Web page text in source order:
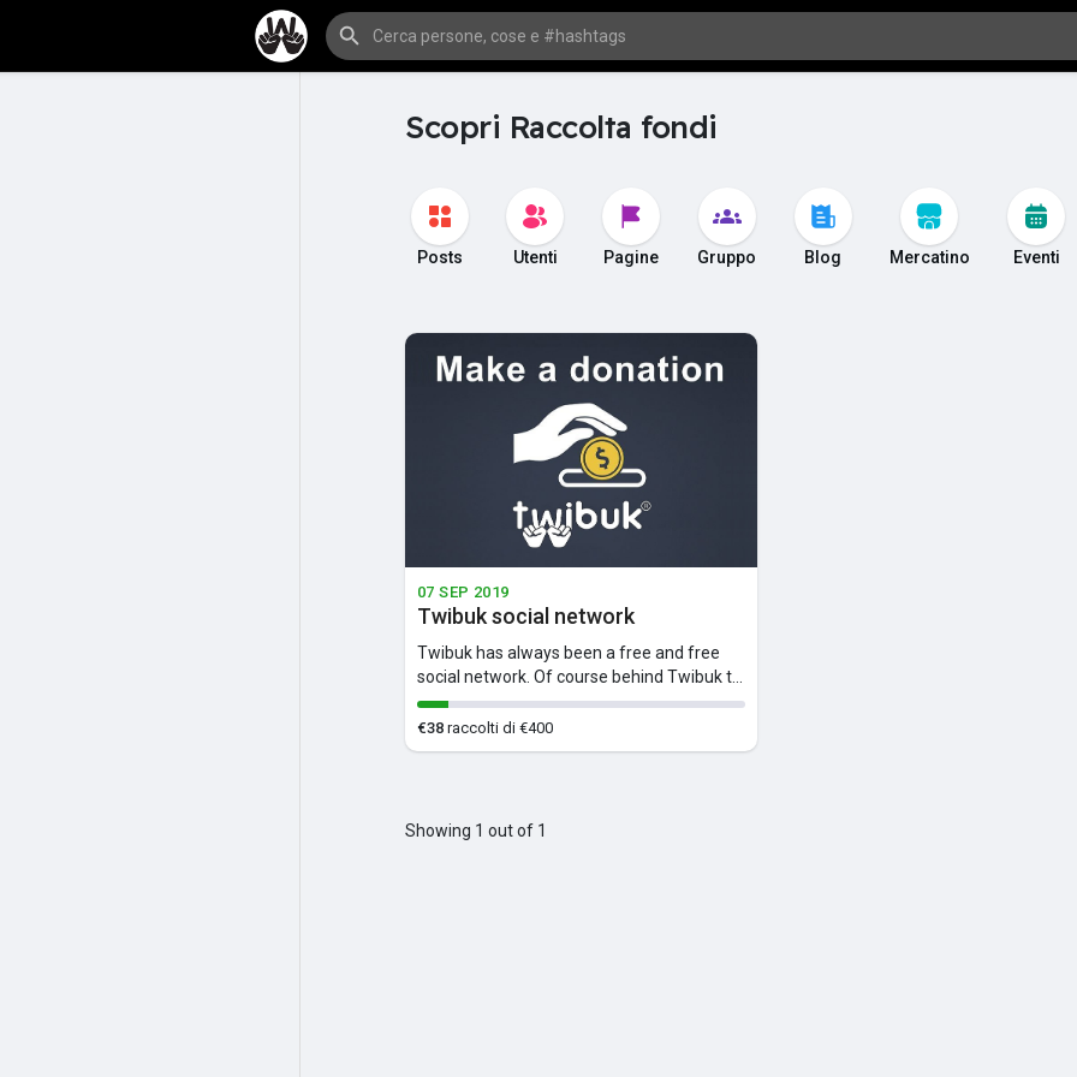
Scopri Raccolta fondi
Posts Utenti Pagine Gruppo Blog Mercatino Eventi
07 SEP 2019
Twibuk social network
Twibuk has always been a free and free
social network. Of course behind Twibuk t...
€38 raccolti di €400
Showing 1 out of 1